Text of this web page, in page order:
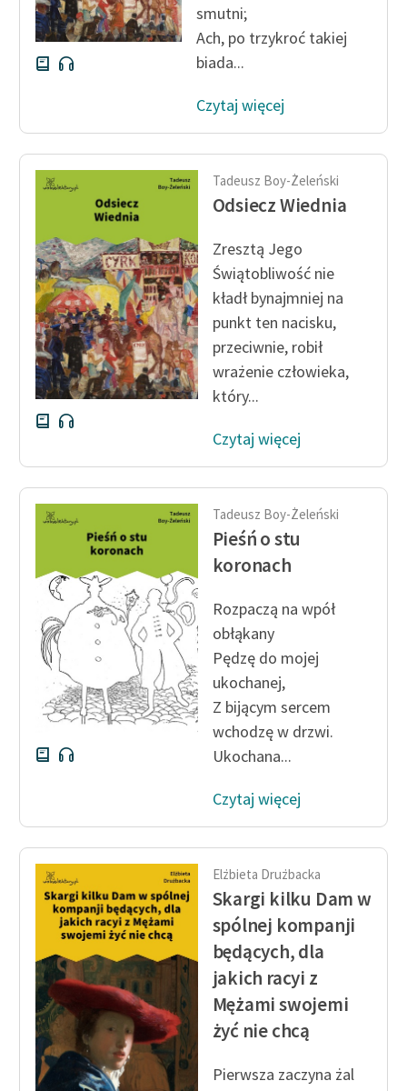
smutni;
Ach, po trzykroć takiej
biada...
Czytaj więcej
Tadeusz Boy-Żeleński
Odsiecz Wiednia
Zresztą Jego
Świątobliwość nie
kładł bynajmniej na
punkt ten nacisku,
przeciwnie, robił
wrażenie człowieka,
który...
Czytaj więcej
Tadeusz Boy-Żeleński
Pieśń o stu
koronach
Rozpaczą na wpół
obłąkany
Pędzę do mojej
ukochanej,
Z bijącym sercem
wchodzę w drzwi.
Ukochana...
Czytaj więcej
Elżbieta Drużbacka
Skargi kilku Dam w
spólnej kompanji
będących, dla
jakich racyi z
Mężami swojemi
żyć nie chcą
Pierwsza zaczyna żal